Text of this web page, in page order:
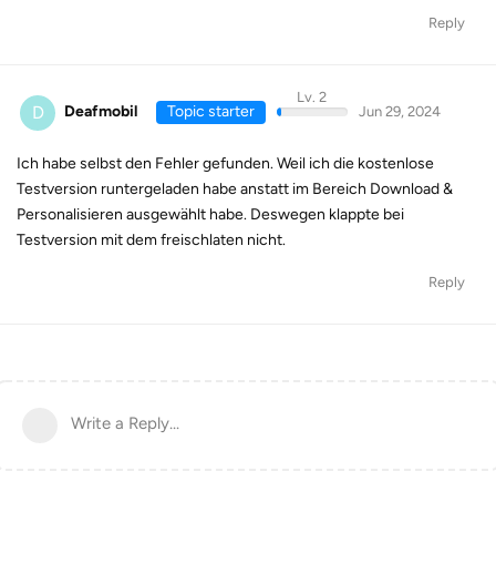
Reply
D Deafmobil Topic starter
Lv. 2
Jun 29, 2024
Ich habe selbst den Fehler gefunden. Weil ich die kostenlose
Testversion runtergeladen habe anstatt im Bereich Download &
Personalisieren ausgewählt habe. Deswegen klappte bei
Testversion mit dem freischlaten nicht.
Reply
Write a Reply...